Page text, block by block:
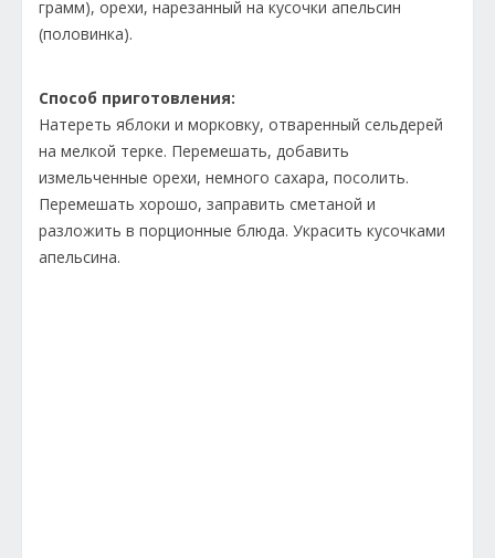
грамм), орехи, нарезанный на кусочки апельсин
(половинка).
Способ приготовления:
Натереть яблоки и морковку, отваренный сельдерей
на мелкой терке. Перемешать, добавить
измельченные орехи, немного сахара, посолить.
Перемешать хорошо, заправить сметаной и
разложить в порционные блюда. Украсить кусочками
апельсина.